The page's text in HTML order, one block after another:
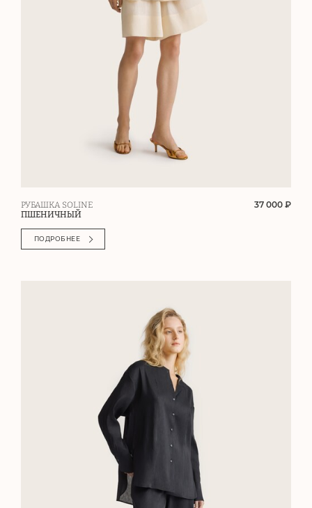
РУБАШКА SOLINE
ПШЕНИЧНЫЙ
37 000 ₽
ПОДРОБНЕЕ